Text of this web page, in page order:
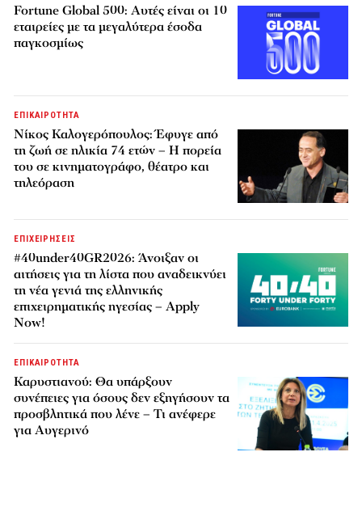
Fortune Global 500: Αυτές είναι οι 10
εταιρείες με τα μεγαλύτερα έσοδα
παγκοσμίως
ΕΠΙΚΑΙΡΟΤΗΤΑ
Νίκος Καλογερόπουλος: Έφυγε από
τη ζωή σε ηλικία 74 ετών – Η πορεία
του σε κινηματογράφο, θέατρο και
τηλεόραση
ΕΠΙΧΕΙΡΗΣΕΙΣ
#40under40GR2026: Άνοιξαν οι
αιτήσεις για τη λίστα που αναδεικνύει
τη νέα γενιά της ελληνικής
επιχειρηματικής ηγεσίας – Apply
Now!
ΕΠΙΚΑΙΡΟΤΗΤΑ
Καρυστιανού: Θα υπάρξουν
συνέπειες για όσους δεν εξηγήσουν τα
προσβλητικά που λένε – Τι ανέφερε
για Αυγερινό